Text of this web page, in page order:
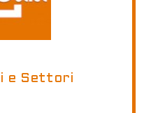
e Settori